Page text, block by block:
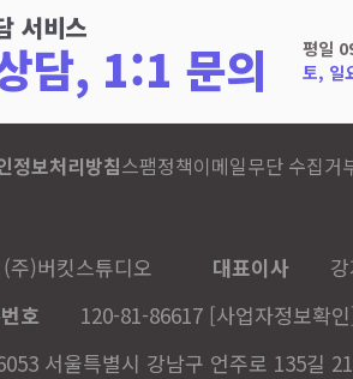
서비스
담, 1:1 문의
평일
토, 일
정보처리방침스팸정책이메일무단 수집거
(주)버킷스튜디오 대표이사
호
120-81-86617 [사업자정보확
서울특별시 강남구 언주로 135길 21